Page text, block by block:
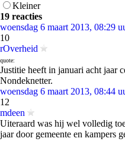
Kleiner
19 reacties
woensdag 6 maart 2013, 08:29
10
rOverheid
quote:
Justitie heeft in januari acht jaar
Nondeknetter.
woensdag 6 maart 2013, 08:44
12
mdeen
Uiteraard was hij wel volledig
jaar door gemeente en kampers